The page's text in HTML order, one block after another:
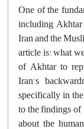
One of the
including
Iran and the
article is: what
of Akhtar to
Iran's
specifically in
to the findings of
about the